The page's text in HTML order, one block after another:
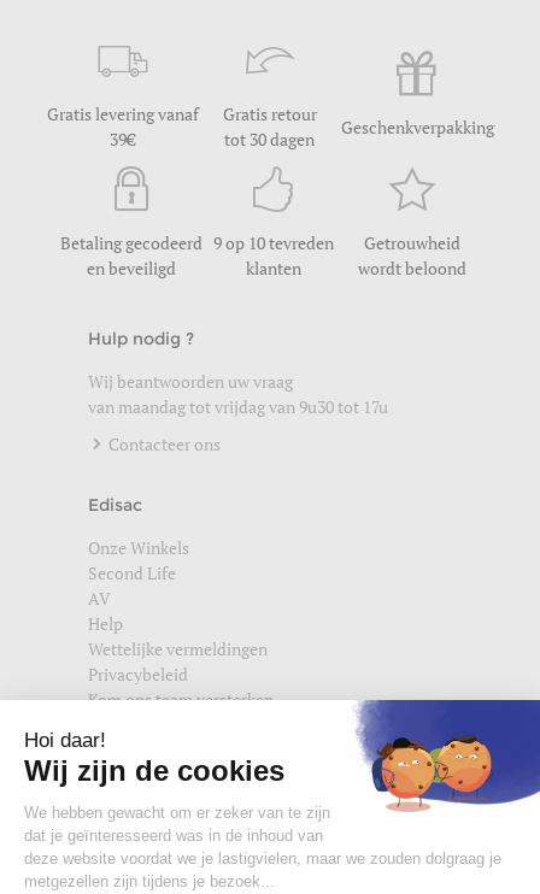
Gratis levering vanaf
39
Gratis retour
tot 30 dagen
Geschenkverpakking
Betaling gecodeerd
en beveiligd
9 op 10 tevreden
klanten
Getrouwheid
wordt beloond
Hulp nodig ?
Wij beantwoorden uw vraag
van maandag tot vrijdag van 9u30 tot 17u
Contacteer ons
Edisac
Onze Winkels
Second Life
AV
Help
Wettelijke vermeldingen
Privacybeleid
Kom ons team versterken
Vind ons ook terug opedisac.com enedisac.nl.
Word lid van de edisac community :